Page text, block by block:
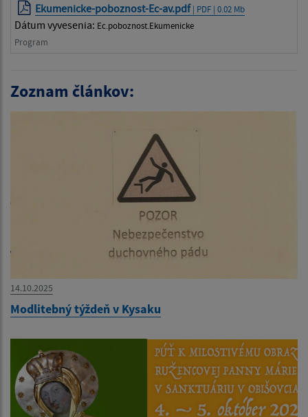
Ekumenicke-poboznost-Ec-av.pdf | PDF | 0.02 Mb
Dátum vyvesenia: Ec.poboznost.Ekumenicke
Program
Zoznam článkov:
14.10.2025
Modlitebný týždeň v Kysaku